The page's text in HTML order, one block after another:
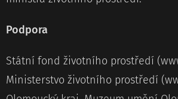
Podpora
Státní fond životního prostředí
Ministerstvo životního prostředí